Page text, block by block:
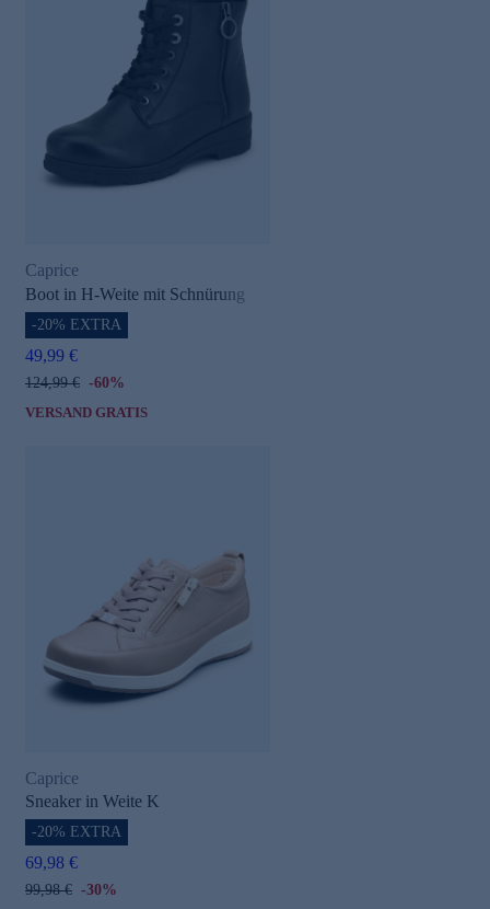
Caprice
Boot in H-Weite mit Schnürung
-20% EXTRA
49,99 €
124,99 € -60%
VERSAND GRATIS
Caprice
Sneaker in Weite K
-20% EXTRA
69,98 €
99,98 € -30%